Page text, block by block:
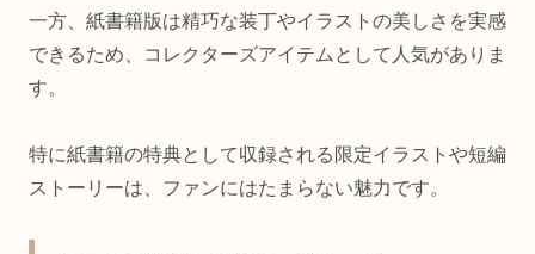
一方、紙書籍版は精巧な装丁やイラストの美しさを実感
できるため、コレクターズアイテムとして人気がありま
す。
特に紙書籍の特典として収録される限定イラストや短編
ストーリーは、ファンにはたまらない魅力です。